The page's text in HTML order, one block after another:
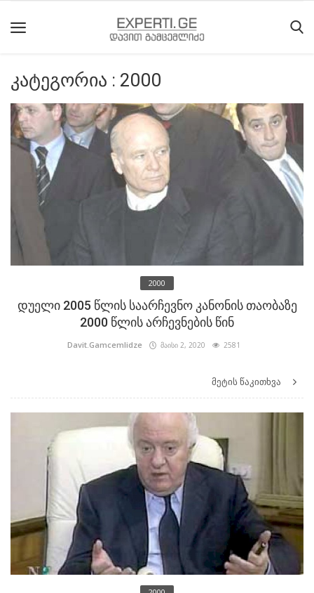
მიმდინარე
მოვლენები
საიტის
შესახებ
ეროვნული
მოძრაობის
ისტორია
კატეგორია : 2000
2000
დუელი 2005 წლის საარჩევნო კანონის თაობაზე
2000 წლის არჩევნების წინ
Davit.Gamcemlidze მაისი 2, 2020 2581
მეტის წაკითხვა